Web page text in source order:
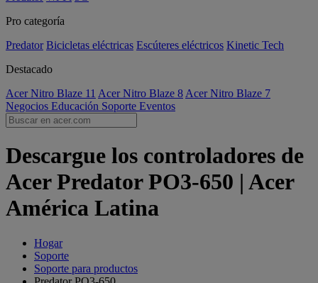
Pro categoría
Predator Bicicletas eléctricas Escúteres eléctricos Kinetic Tech
Destacado
Acer Nitro Blaze 11 Acer Nitro Blaze 8 Acer Nitro Blaze 7
Negocios Educación Soporte Eventos
Descargue los controladores de
Acer Predator PO3-650 | Acer
América Latina
Hogar
Soporte
Soporte para productos